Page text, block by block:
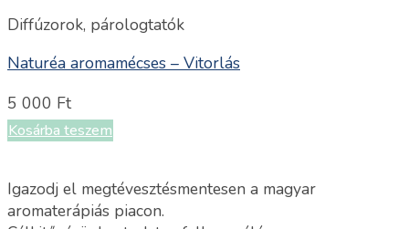
Diffúzorok, párologtatók
Naturéa aromamécses – Vitorlás
5 000 Ft
Kosárba teszem
Igazodj el megtévesztésmentesen a magyar
aromaterápiás piacon.